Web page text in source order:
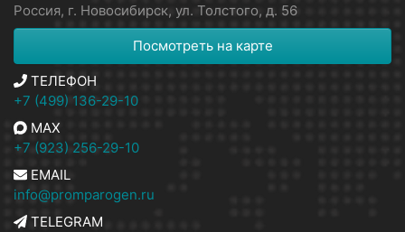
Россия, г. Новосибирск, ул. Толстого, д. 56
Посмотреть на карте
ТЕЛЕФОН
+7 (499) 136-29-10
MAX
+7 (923) 256-29-10
EMAIL
info@promparogen.ru
TELEGRAM